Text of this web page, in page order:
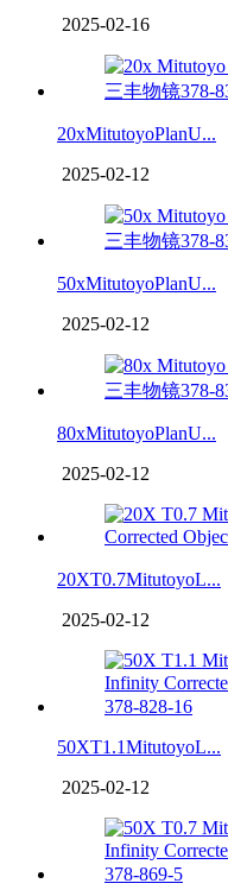
2025-02-16
20xMitutoyoPlanU...
2025-02-12
50xMitutoyoPlanU...
2025-02-12
80xMitutoyoPlanU...
2025-02-12
20XT0.7MitutoyoL...
2025-02-12
50XT1.1MitutoyoL...
2025-02-12